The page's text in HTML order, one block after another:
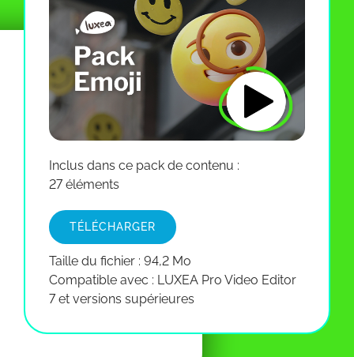
Inclus dans ce pack de contenu :
27 éléments
TÉLÉCHARGER
Taille du fichier : 94,2 Mo
Compatible avec : LUXEA Pro Video Editor
7 et versions supérieures